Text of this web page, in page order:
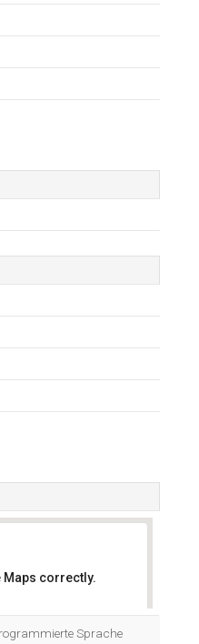
Maps correctly.
Sprache